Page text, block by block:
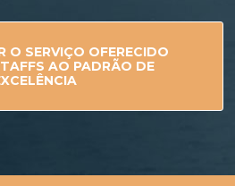
O SERVIÇO OFERECIDO
AO PADRÃO DE